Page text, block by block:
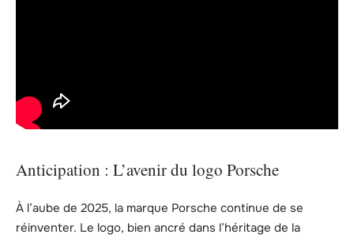
Anticipation : L’avenir du logo Porsche
À l’aube de 2025, la marque Porsche continue de se
réinventer. Le logo, bien ancré dans l’héritage de la